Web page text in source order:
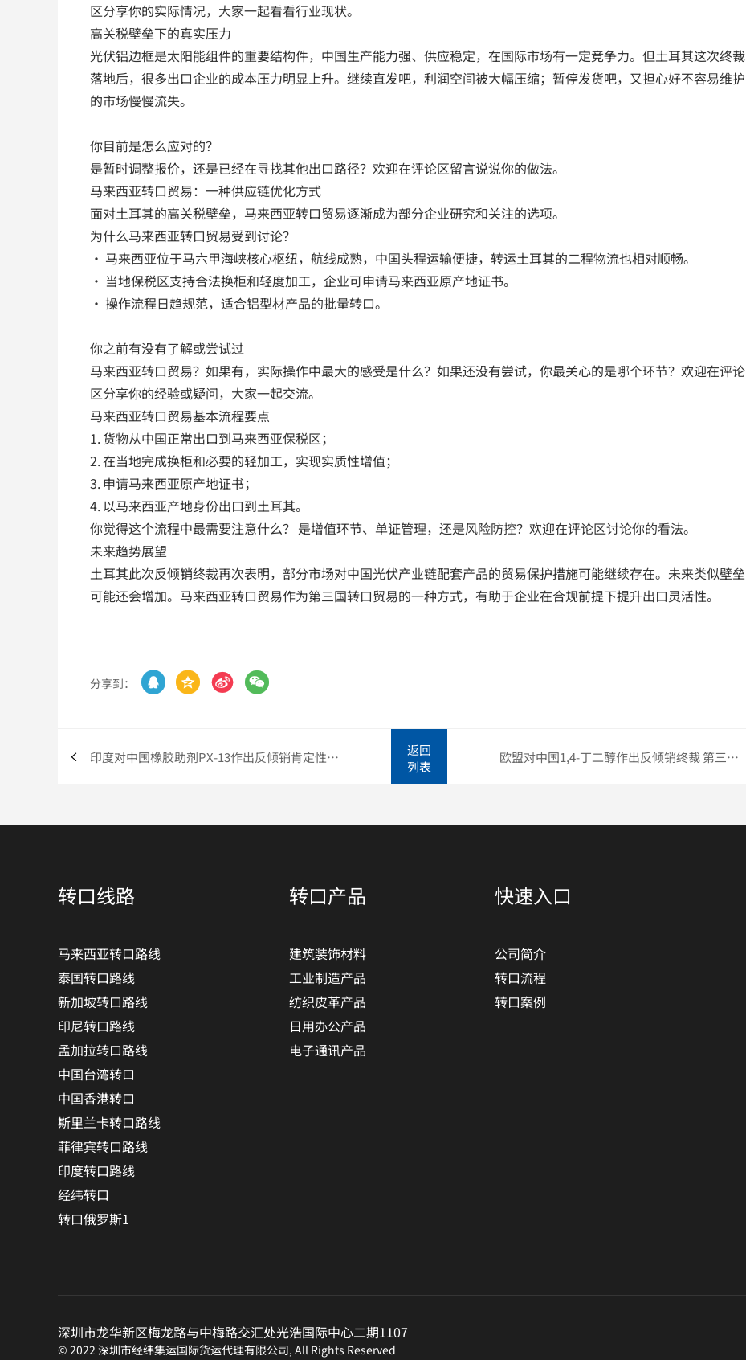
区分享你的实际情况，大家一起看看行业现状。
高关税壁垒下的真实压力
光伏铝边框是太阳能组件的重要结构件，中国生产能力强、供应稳定，在国际市场有一定竞争力。但土耳其这次终裁
落地后，很多出口企业的成本压力明显上升。继续直发吧，利润空间被大幅压缩；暂停发货吧，又担心好不容易维护
的市场慢慢流失。
你目前是怎么应对的？
是暂时调整报价，还是已经在寻找其他出口路径？欢迎在评论区留言说说你的做法。
马来西亚转口贸易：一种供应链优化方式
面对土耳其的高关税壁垒，马来西亚转口贸易逐渐成为部分企业研究和关注的选项。
为什么马来西亚转口贸易受到讨论？
• 马来西亚位于马六甲海峡核心枢纽，航线成熟，中国头程运输便捷，转运土耳其的二程物流也相对顺畅。
• 当地保税区支持合法换柜和轻度加工，企业可申请马来西亚原产地证书。
• 操作流程日趋规范，适合铝型材产品的批量转口。
你之前有没有了解或尝试过
马来西亚转口贸易？如果有，实际操作中最大的感受是什么？如果还没有尝试，你最关心的是哪个环节？欢迎在评论
区分享你的经验或疑问，大家一起交流。
马来西亚转口贸易基本流程要点
1. 货物从中国正常出口到马来西亚保税区；
2. 在当地完成换柜和必要的轻加工，实现实质性增值；
3. 申请马来西亚原产地证书；
4. 以马来西亚产地身份出口到土耳其。
你觉得这个流程中最需要注意什么？ 是增值环节、单证管理，还是风险防控？欢迎在评论区讨论你的看法。
未来趋势展望
土耳其此次反倾销终裁再次表明，部分市场对中国光伏产业链配套产品的贸易保护措施可能继续存在。未来类似壁垒
可能还会增加。马来西亚转口贸易作为第三国转口贸易的一种方式，有助于企业在合规前提下提升出口灵活性。
分享到：    
印度对中国橡胶助剂PX-13作出反倾销肯定性终裁 第三国转口
返回
列表
欧盟对中国1,4-丁二醇作出反倾销终裁 第三国转口贸易值得关
转口线路
马来西亚转口路线
泰国转口路线
新加坡转口路线
印尼转口路线
孟加拉转口路线
中国台湾转口
中国香港转口
斯里兰卡转口路线
菲律宾转口路线
印度转口路线
经纬转口
转口俄罗斯1
转口产品
建筑装饰材料
工业制造产品
纺织皮革产品
日用办公产品
电子通讯产品
快速入口
公司简介
转口流程
转口案例
深圳市龙华新区梅龙路与中梅路交汇处光浩国际中心二期1107
© 2022 深圳市经纬集运国际货运代理有限公司, All Rights Reserved